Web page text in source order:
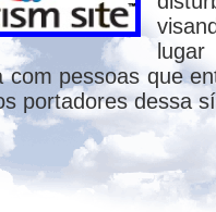
não abrange
ao corpo,
Deus já no
és pó
desce à
com pessoas que
portadores dessa